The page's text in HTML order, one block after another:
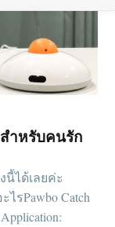
ำหรับคนรัก
ได้เลยค่ะ
ไรPawbo Catch